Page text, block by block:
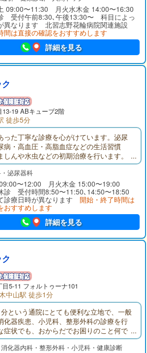
09:00〜11:30 月火水木金 14:00〜16:30
受付午前8:30､午後13:30〜 科目によっ
異なります 北習志野花輪病院関連施設
間は直接の確認をおすすめします
詳細を見る
13-19 ABキューブ2階
徒歩5分
った丁寧な診療を心がけています。泌尿
病・高血圧・高脂血症などの生活習慣
んや水虫などの初期治療を行います。
コー・頸動脈エコー）は当院にて検査い
提携医療機関で撮影し、当日に診察でき
薬は処方しない。患者様の状態に一番
ます。
泌尿器科
〜12:00 月火木金 15:00〜19:00
診 受付時間8:50〜11:50､14:50〜18:50
診療日時が異なります 開始・終了時間は
おすすめします
詳細を見る
5-11 フォルトゥーナ101
中山駅 徒歩1分
という通院にとても便利な立地で、一般
化器疾患、小児科、整形外科の診療を行
症状でも、おからだでお困りのこと何で
ただけますと幸いでございます。
化器内科・整形外科・小児科・健康診断